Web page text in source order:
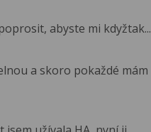
abyste mi kdyžtak...
a skoro pokaždé mám